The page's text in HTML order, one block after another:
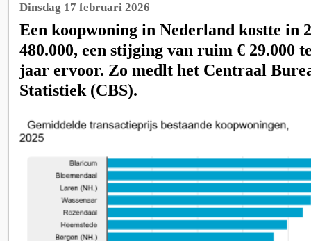
Dinsdag 17 februari 2026
Een koopwoning in Nederland kostte in
480.000, een stijging van ruim € 29.000
jaar ervoor. Zo medlt het Centraal
Statistiek (CBS).